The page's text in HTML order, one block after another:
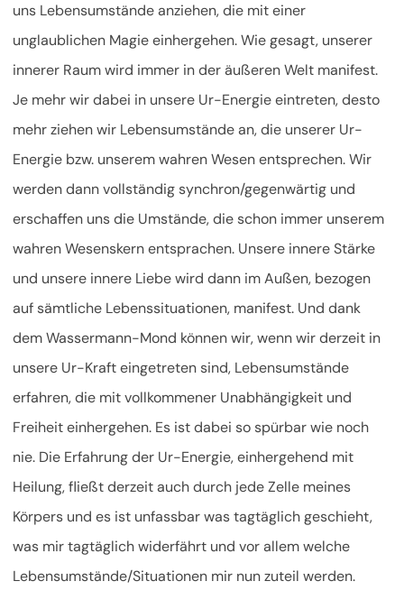
uns Lebensumstände anziehen, die mit einer
unglaublichen Magie einhergehen. Wie gesagt, unserer
innerer Raum wird immer in der äußeren Welt manifest.
Je mehr wir dabei in unsere Ur-Energie eintreten, desto
mehr ziehen wir Lebensumstände an, die unserer Ur-
Energie bzw. unserem wahren Wesen entsprechen. Wir
werden dann vollständig synchron/gegenwärtig und
erschaffen uns die Umstände, die schon immer unserem
wahren Wesenskern entsprachen. Unsere innere Stärke
und unsere innere Liebe wird dann im Außen, bezogen
auf sämtliche Lebenssituationen, manifest. Und dank
dem Wassermann-Mond können wir, wenn wir derzeit in
unsere Ur-Kraft eingetreten sind, Lebensumstände
erfahren, die mit vollkommener Unabhängigkeit und
Freiheit einhergehen. Es ist dabei so spürbar wie noch
nie. Die Erfahrung der Ur-Energie, einhergehend mit
Heilung, fließt derzeit auch durch jede Zelle meines
Körpers und es ist unfassbar was tagtäglich geschieht,
was mir tagtäglich widerfährt und vor allem welche
Lebensumstände/Situationen mir nun zuteil werden.